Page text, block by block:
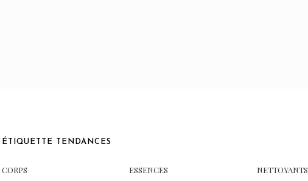
ÉTIQUETTE TENDANCES
CORPS ESSENCES NETTOYANTS